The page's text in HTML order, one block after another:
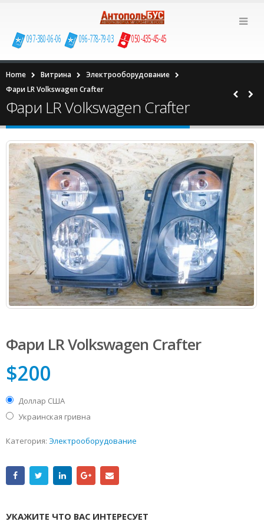
097-380-06-06 096-778-79-03 050-435-45-45
Home Витрина
Электрооборудование
Фари LR Volkswagen Сrafter
Фари LR Volkswagen Сrafter
Фари LR Volkswagen Сrafter
$200
Доллар США
Украинская гривна
Категория: Электрооборудование
УКАЖИТЕ ЧТО ВАС ИНТЕРЕСУЕТ